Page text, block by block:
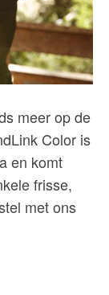
meer op de
Color is
en komt
frisse,
met ons